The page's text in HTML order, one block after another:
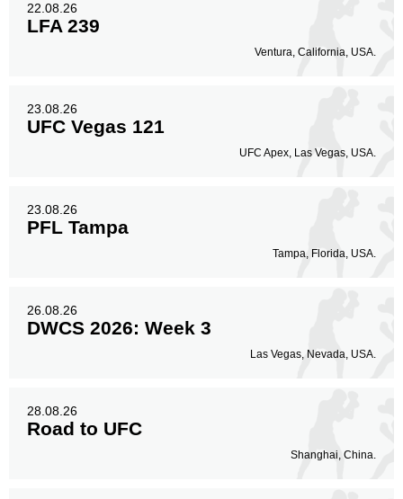
22.08.26
LFA 239
Ventura, California, USA.
23.08.26
UFC Vegas 121
UFC Apex, Las Vegas, USA.
23.08.26
PFL Tampa
Tampa, Florida, USA.
26.08.26
DWCS 2026: Week 3
Las Vegas, Nevada, USA.
28.08.26
Road to UFC
Shanghai, China.